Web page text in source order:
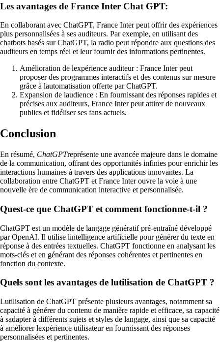
Les avantages de France Inter Chat GPT:
En collaborant avec ChatGPT, France Inter peut offrir des expériences
plus personnalisées à ses auditeurs. Par exemple, en utilisant des
chatbots basés sur ChatGPT, la radio peut répondre aux questions des
auditeurs en temps réel et leur fournir des informations pertinentes.
Amélioration de lexpérience auditeur : France Inter peut
proposer des programmes interactifs et des contenus sur mesure
grâce à lautomatisation offerte par ChatGPT.
Expansion de laudience : En fournissant des réponses rapides et
précises aux auditeurs, France Inter peut attirer de nouveaux
publics et fidéliser ses fans actuels.
Conclusion
En résumé, ChatGPTreprésente une avancée majeure dans le domaine
de la communication, offrant des opportunités infinies pour enrichir les
interactions humaines à travers des applications innovantes. La
collaboration entre ChatGPT et France Inter ouvre la voie à une
nouvelle ère de communication interactive et personnalisée.
Quest-ce que ChatGPT et comment fonctionne-t-il ?
ChatGPT est un modèle de langage génératif pré-entraîné développé
par OpenAI. Il utilise lintelligence artificielle pour générer du texte en
réponse à des entrées textuelles. ChatGPT fonctionne en analysant les
mots-clés et en générant des réponses cohérentes et pertinentes en
fonction du contexte.
Quels sont les avantages de lutilisation de ChatGPT ?
Lutilisation de ChatGPT présente plusieurs avantages, notamment sa
capacité à générer du contenu de manière rapide et efficace, sa capacité
à sadapter à différents sujets et styles de langage, ainsi que sa capacité
à améliorer lexpérience utilisateur en fournissant des réponses
personnalisées et pertinentes.